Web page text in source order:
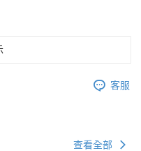
客服
查看全部